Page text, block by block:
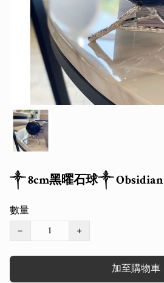
༒ 8cm黑曜石球༒ Obsidian
數量
−
+
加至購物車